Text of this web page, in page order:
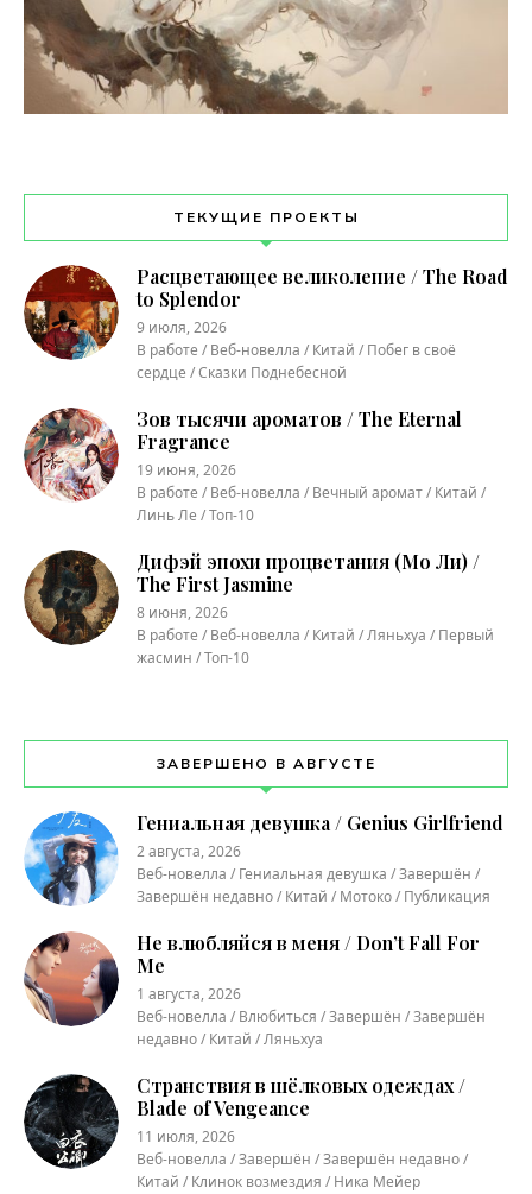
ТЕКУЩИЕ ПРОЕКТЫ
Расцветающее великолепие / The Road
to Splendor
9 июля, 2026
В работе / Веб-новелла / Китай / Побег в своё
сердце / Сказки Поднебесной
Зов тысячи ароматов / The Eternal
Fragrance
19 июня, 2026
В работе / Веб-новелла / Вечный аромат / Китай /
Линь Ле / Топ-10
Дифэй эпохи процветания (Мо Ли) /
The First Jasmine
8 июня, 2026
В работе / Веб-новелла / Китай / Ляньхуа / Первый
жасмин / Топ-10
ЗАВЕРШЕНО В АВГУСТЕ
Гениальная девушка / Genius Girlfriend
2 августа, 2026
Веб-новелла / Гениальная девушка / Завершён /
Завершён недавно / Китай / Мотоко / Публикация
Не влюбляйся в меня / Don’t Fall For
Me
1 августа, 2026
Веб-новелла / Влюбиться / Завершён / Завершён
недавно / Китай / Ляньхуа
Странствия в шёлковых одеждах /
Blade of Vengeance
11 июля, 2026
Веб-новелла / Завершён / Завершён недавно /
Китай / Клинок возмездия / Ника Мейер